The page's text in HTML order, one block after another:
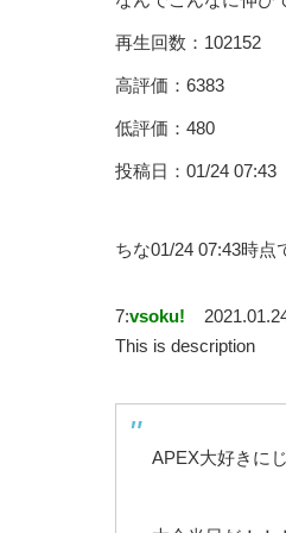
再生回数：102152
高評価：6383
低評価：480
投稿日：01/24 07:43
ちな01/24 07:43時点
7:vsoku!
This is description
APEX大好きに